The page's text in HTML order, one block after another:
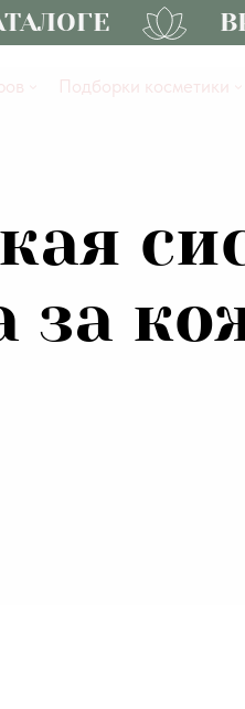
Подборки косметики
за